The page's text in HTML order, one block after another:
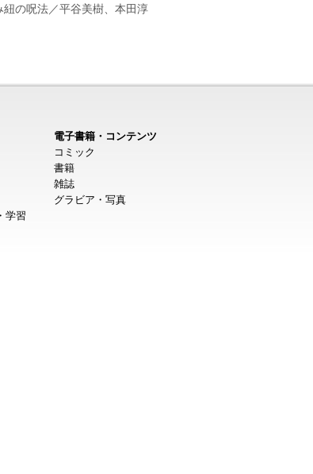
の呪法／平谷美樹、本田淳
学習
電子書籍・コンテンツ
コミック
書籍
雑誌
グラビア・写真